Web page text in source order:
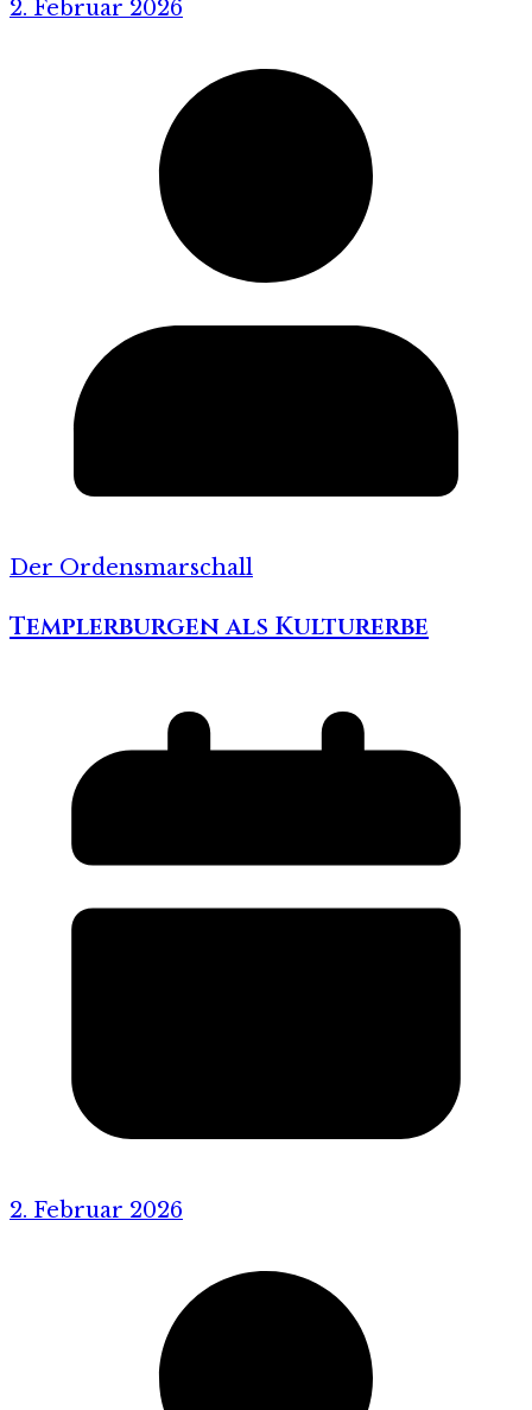
2. Februar 2026
Der Ordensmarschall
Templerburgen als Kulturerbe
2. Februar 2026